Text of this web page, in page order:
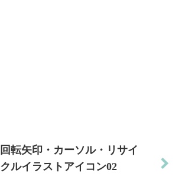
回転矢印・カーソル・リサイ
クルイラストアイコン02